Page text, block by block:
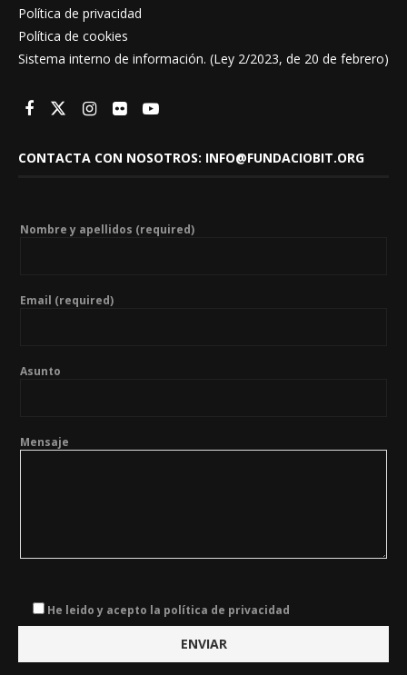
Política de privacidad
Política de cookies
Sistema interno de información. (Ley 2/2023, de 20 de febrero)
CONTACTA CON NOSOTROS: INFO@FUNDACIOBIT.ORG
Nombre y apellidos (required)
Email (required)
Asunto
Mensaje
He leido y acepto la política de privacidad